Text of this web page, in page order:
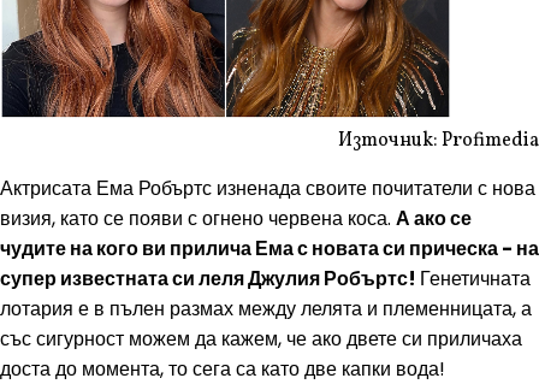
Източник: Profimedia
Актрисата Ема Робъртс изненада своите почитатели с нова
визия, като се появи с огнено червена коса. А ако се
чудите на кого ви прилича Ема с новата си прическа - на
супер известната си леля Джулия Робъртс! Генетичната
лотария е в пълен размах между лелята и племенницата, а
със сигурност можем да кажем, че ако двете си приличаха
доста до момента, то сега са като две капки вода!